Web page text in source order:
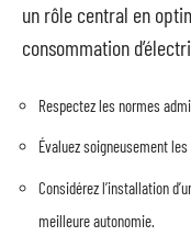
un rôle central en
consommation
Respectez les normes
Évaluez soigneusement
Considérez l’installation
meilleure autonomie.